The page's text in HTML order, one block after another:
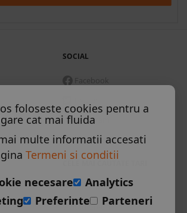
SOCIAL
Facebook
Instagram
Skype
Vizitati Bulgaria
Vizitati Grecia
foloseste cookies pentru a
cat mai fluida
multe informatii accesati
Termeni si conditii
necesare
Analytics
Preferinte Parteneri